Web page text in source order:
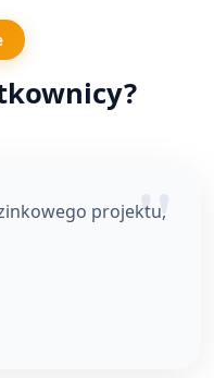
projektu,